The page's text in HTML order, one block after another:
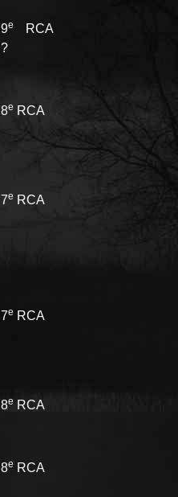
9e
RCA
?
8e RCA
7e RCA
7e RCA
8e RCA
8e RCA